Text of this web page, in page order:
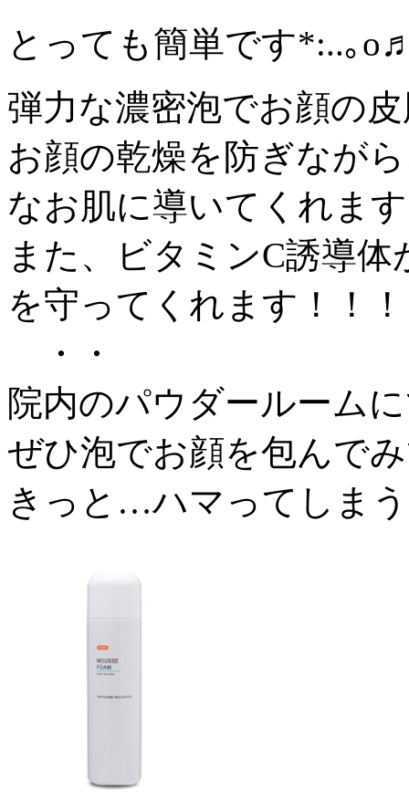
とっても簡単です*:..｡
弾力な濃密泡でお顔の
お顔の乾燥を防ぎなが
なお肌に導いてくれま
また、ビタミンC誘導
を守ってくれます！！！
・・
院内のパウダールーム
ぜひ泡でお顔を包んで
きっと…ハマってしま